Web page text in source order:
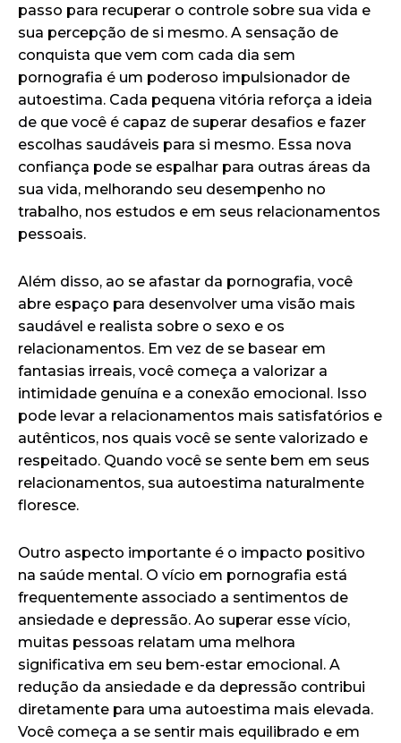
passo para recuperar o controle sobre sua vida e
sua percepção de si mesmo. A sensação de
conquista que vem com cada dia sem
pornografia é um poderoso impulsionador de
autoestima. Cada pequena vitória reforça a ideia
de que você é capaz de superar desafios e fazer
escolhas saudáveis para si mesmo. Essa nova
confiança pode se espalhar para outras áreas da
sua vida, melhorando seu desempenho no
trabalho, nos estudos e em seus relacionamentos
pessoais.
Além disso, ao se afastar da pornografia, você
abre espaço para desenvolver uma visão mais
saudável e realista sobre o sexo e os
relacionamentos. Em vez de se basear em
fantasias irreais, você começa a valorizar a
intimidade genuína e a conexão emocional. Isso
pode levar a relacionamentos mais satisfatórios e
autênticos, nos quais você se sente valorizado e
respeitado. Quando você se sente bem em seus
relacionamentos, sua autoestima naturalmente
floresce.
Outro aspecto importante é o impacto positivo
na saúde mental. O vício em pornografia está
frequentemente associado a sentimentos de
ansiedade e depressão. Ao superar esse vício,
muitas pessoas relatam uma melhora
significativa em seu bem-estar emocional. A
redução da ansiedade e da depressão contribui
diretamente para uma autoestima mais elevada.
Você começa a se sentir mais equilibrado e em